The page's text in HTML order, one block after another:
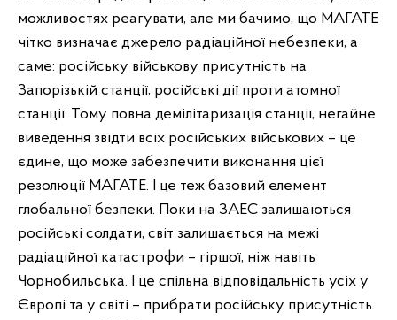
можливостях реагувати, але ми бачимо, що МАГАТЕ
чітко визначає джерело радіаційної небезпеки, а
саме: російську військову присутність на
Запорізькій станції, російські дії проти атомної
станції. Тому повна демілітаризація станції, негайне
виведення звідти всіх російських військових – це
єдине, що може забезпечити виконання цієї
резолюції МАГАТЕ. І це теж базовий елемент
глобальної безпеки. Поки на ЗАЕС залишаються
російські солдати, світ залишається на межі
радіаційної катастрофи – гіршої, ніж навіть
Чорнобильська. І це спільна відповідальність усіх у
Європі та у світі – прибрати російську присутність